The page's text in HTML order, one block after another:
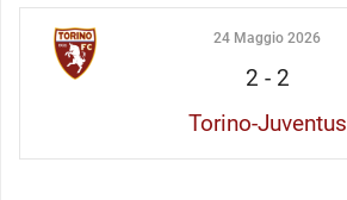
24 Maggio 2026
2 - 2
Torino-Juventus